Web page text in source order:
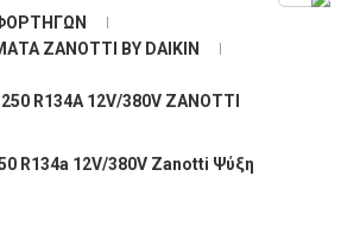
ZANOTTI BY DAIKIN
R134A 12V/380V ZANOTTI